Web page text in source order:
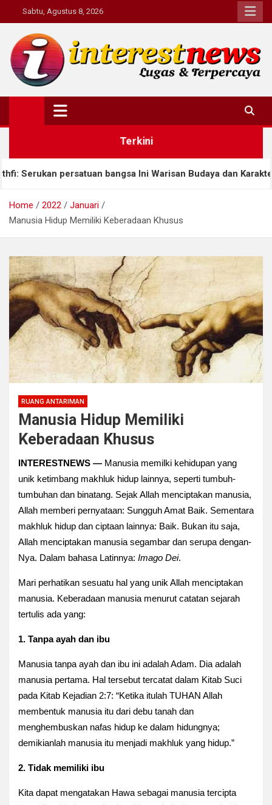
to
content
Sabtu, Agustus 8, 2026
Interestnews.or.id
Terkini
bangsa Ini Warisan Budaya dan Karakter
Home 2022
Januari
Manusia Hidup Memiliki Keberadaan Khusus
RUANG ANTARIMAN
Manusia Hidup Memiliki
Keberadaan Khusus
INTERESTNEWS — Manusia memilki kehidupan yang
unik ketimbang makhluk hidup lainnya, seperti tumbuh-
tumbuhan dan binatang. Sejak Allah menciptakan manusia,
Allah memberi pernyataan: Sungguh Amat Baik. Sementara
makhluk hidup dan ciptaan lainnya: Baik. Bukan itu saja,
Allah menciptakan manusia segambar dan serupa dengan-
Nya. Dalam bahasa Latinnya: Imago Dei.
Mari perhatikan sesuatu hal yang unik Allah menciptakan
manusia. Keberadaan manusia menurut catatan sejarah
tertulis ada yang:
1. Tanpa ayah dan ibu
Manusia tanpa ayah dan ibu ini adalah Adam. Dia adalah
manusia pertama. Hal tersebut tercatat dalam Kitab Suci
pada Kitab Kejadian 2:7: “Ketika itulah TUHAN Allah
membentuk manusia itu dari debu tanah dan
menghembuskan nafas hidup ke dalam hidungnya;
demikianlah manusia itu menjadi makhluk yang hidup.”
2. Tidak memiliki ibu
Kita dapat mengatakan Hawa sebagai manusia tercipta